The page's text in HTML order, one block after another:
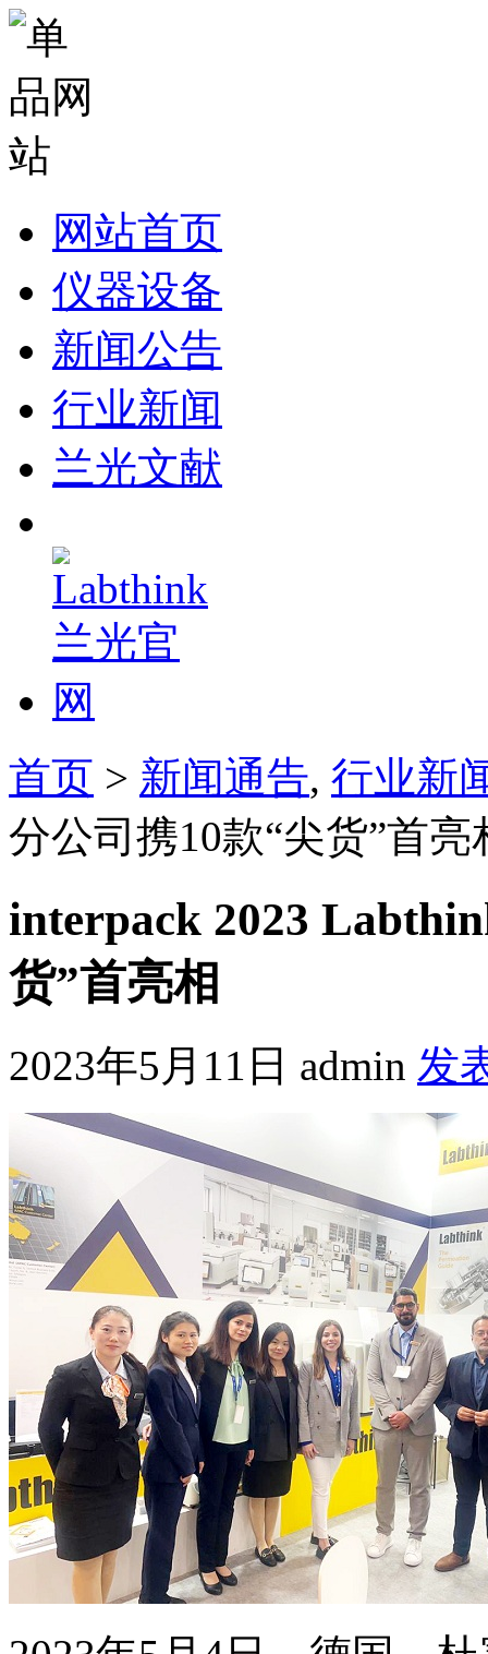
网站首页
仪器设备
新闻公告
行业新闻
兰光文献
首页 > 新闻通告, 行业新
分公司携10款“尖货”首亮
interpack 2023
货”首亮相
2023年5月11日 admin 发